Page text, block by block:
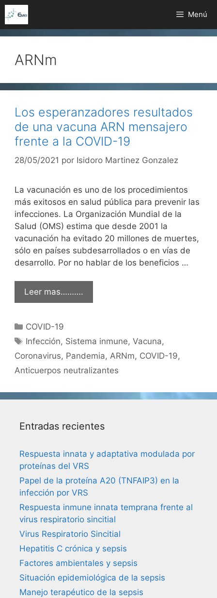
Saltar
al
contenido
Menú
ARNm
Los esperanzadores resultados
de una vacuna ARN mensajero
frente a la COVID-19
28/05/2021 por Isidoro Martinez Gonzalez
La vacunación es uno de los procedimientos
más exitosos en salud pública para prevenir las
infecciones. La Organización Mundial de la
Salud (OMS) estima que desde 2001 la
vacunación ha evitado 20 millones de muertes,
sólo en países subdesarrollados o en vías de
desarrollo. Por no hablar de los beneficios …
Leer mas……….
Categorías
COVID-19
Etiquetas
Infección, Sistema inmune,Vacuna,
Coronavirus, Pandemia, ARNm, COVID-19,
Anticuerpos neutralizantes
Entradas recientes
Respuesta innata y adaptativa modulada por
proteínas del VRS
Papel de la proteína A20 (TNFAIP3) en la
infección por VRS
Respuesta inmune innata temprana frente al
virus respiratorio sincitial
Virus Respiratorio Sincitial
Hepatitis C crónica y sepsis
Factores ambientales y sepsis
Situación epidemiológica de la sepsis
Manejo terapéutico de la sepsis